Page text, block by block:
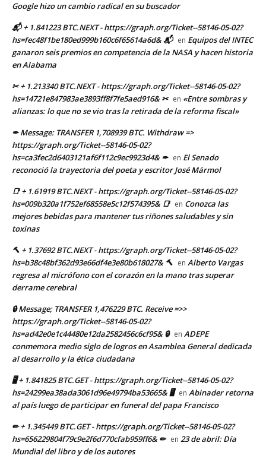
Google hizo un cambio radical en su buscador
📬 + 1.841223 BTC.NEXT - https://graph.org/Ticket--58146-05-02?
hs=fec48f1be180ed999b160c6f65614a6d& 📬 en Equipos del INTEC
ganaron seis premios en competencia de la NASA y hacen historia
en Alabama
✂ + 1.213340 BTC.NEXT - https://graph.org/Ticket--58146-05-02?
hs=14721e847983ae3893ff8f7fe5aed916& ✂ en «Entre sombras y
alianzas: lo que no se vio tras la retirada de la reforma fiscal»
✒ Message: TRANSFER 1,708939 BTC. Withdraw =>
https://graph.org/Ticket--58146-05-02?
hs=ca3fec2d6403121af6f112c9ec9923d4& ✒ en El Senado
reconoció la trayectoria del poeta y escritor José Mármol
📑 + 1.61919 BTC.NEXT - https://graph.org/Ticket--58146-05-02?
hs=009b320a1f752ef68558e5c12f574395& 📑 en Conozca las
mejores bebidas para mantener tus riñones saludables y sin
toxinas
🔨 + 1.37692 BTC.NEXT - https://graph.org/Ticket--58146-05-02?
hs=b38c48bf362d93e66df4e3e80b618027& 🔨 en Alberto Vargas
regresa al micrófono con el corazón en la mano tras superar
derrame cerebral
🔒 Message; TRANSFER 1,476229 BTC. Receive =>>
https://graph.org/Ticket--58146-05-02?
hs=ad42e0e1c44480e12da2582456c6cf95& 🔒 en ADEPE
conmemora medio siglo de logros en Asamblea General dedicada
al desarrollo y la ética ciudadana
🖥 + 1.841825 BTC.GET - https://graph.org/Ticket--58146-05-02?
hs=24299ea38ada3061d96e49794ba53665& 🖥 en Abinader retorna
al país luego de participar en funeral del papa Francisco
✏ + 1.345449 BTC.GET - https://graph.org/Ticket--58146-05-02?
hs=656229804f79c9e2f6d770cfab959ff6& ✏ en 23 de abril: Día
Mundial del libro y de los autores